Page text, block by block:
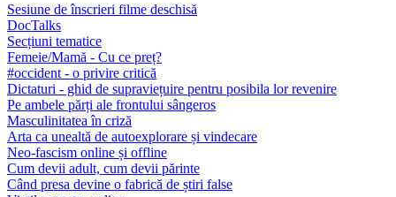
Sesiune de înscrieri filme deschisă
DocTalks
Secțiuni tematice
Femeie/Mamă - Cu ce preț?
#occident - o privire critică
Dictaturi - ghid de supraviețuire pentru posibila lor revenire
Pe ambele părți ale frontului sângeros
Masculinitatea în criză
Arta ca unealtă de autoexplorare și vindecare
Neo-fascism online și offline
Cum devii adult, cum devii părinte
Când presa devine o fabrică de știri false